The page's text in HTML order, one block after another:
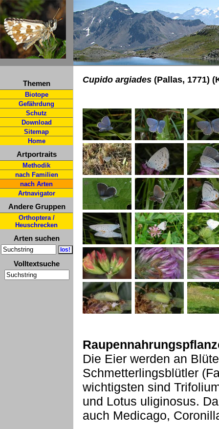
Themen
Biotope
Gefährdung
Schutz
Download
Sitemap
Home
Artportraits
Methodik
nach Familien
nach Arten
Artnavigator
Andere Gruppen
Orthoptera /
Heuschrecken
Arten suchen
Volltextsuche
Cupido argiades (Pallas, 1771)
Die Eier werden an
Schmetterlingsblütler
wichtigsten sind
und Lotus uliginosus.
auch Medicago,